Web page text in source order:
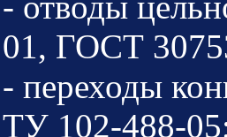
01, ГОСТ
- переходы
ТУ 102-488-